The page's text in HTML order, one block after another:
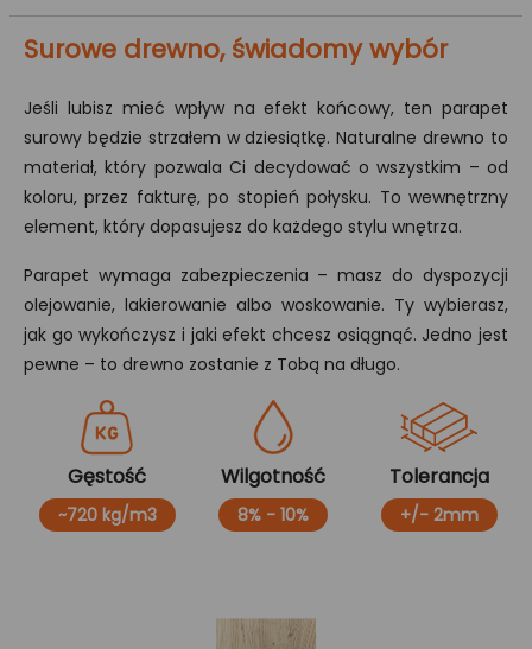
Surowe drewno, świadomy wybór
Jeśli lubisz mieć wpływ na efekt końcowy, ten parapet
surowy będzie strzałem w dziesiątkę. Naturalne drewno to
materiał, który pozwala Ci decydować o wszystkim – od
koloru, przez fakturę, po stopień połysku. To wewnętrzny
element, który dopasujesz do każdego stylu wnętrza.
Parapet wymaga zabezpieczenia – masz do dyspozycji
olejowanie, lakierowanie albo woskowanie. Ty wybierasz,
jak go wykończysz i jaki efekt chcesz osiągnąć. Jedno jest
pewne – to drewno zostanie z Tobą na długo.
Gęstość
~720 kg/m3
Wilgotność
8% - 10%
Tolerancja
+/- 2mm